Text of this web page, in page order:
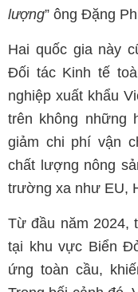
lượng” ông Đặng
Hai quốc gia này
Đối tác Kinh tế
nghiệp xuất khẩu
trên không những
giảm chi phí vận
chất lượng nông
trường xa như EU,
Từ đầu năm 2024,
tại khu vực Biển
ứng toàn cầu,